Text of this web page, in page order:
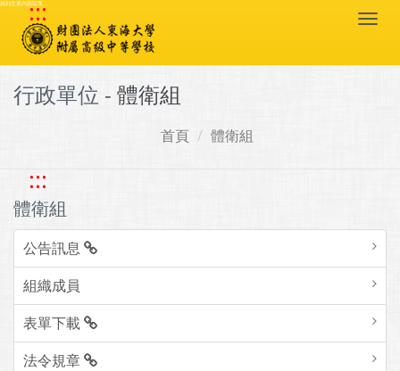
跳到主要內容區塊
:::
行政單位 - 體衛組
首頁 體衛組
:::
體衛組
公告訊息
組織成員
表單下載
法令規章